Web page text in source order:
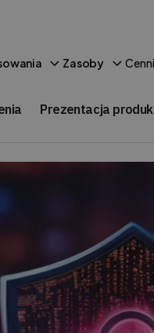
Zasoby
Prezentacja